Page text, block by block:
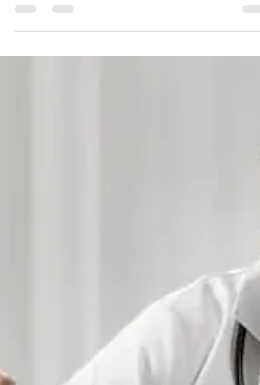
kesibukan dan tuntutan hidup yang